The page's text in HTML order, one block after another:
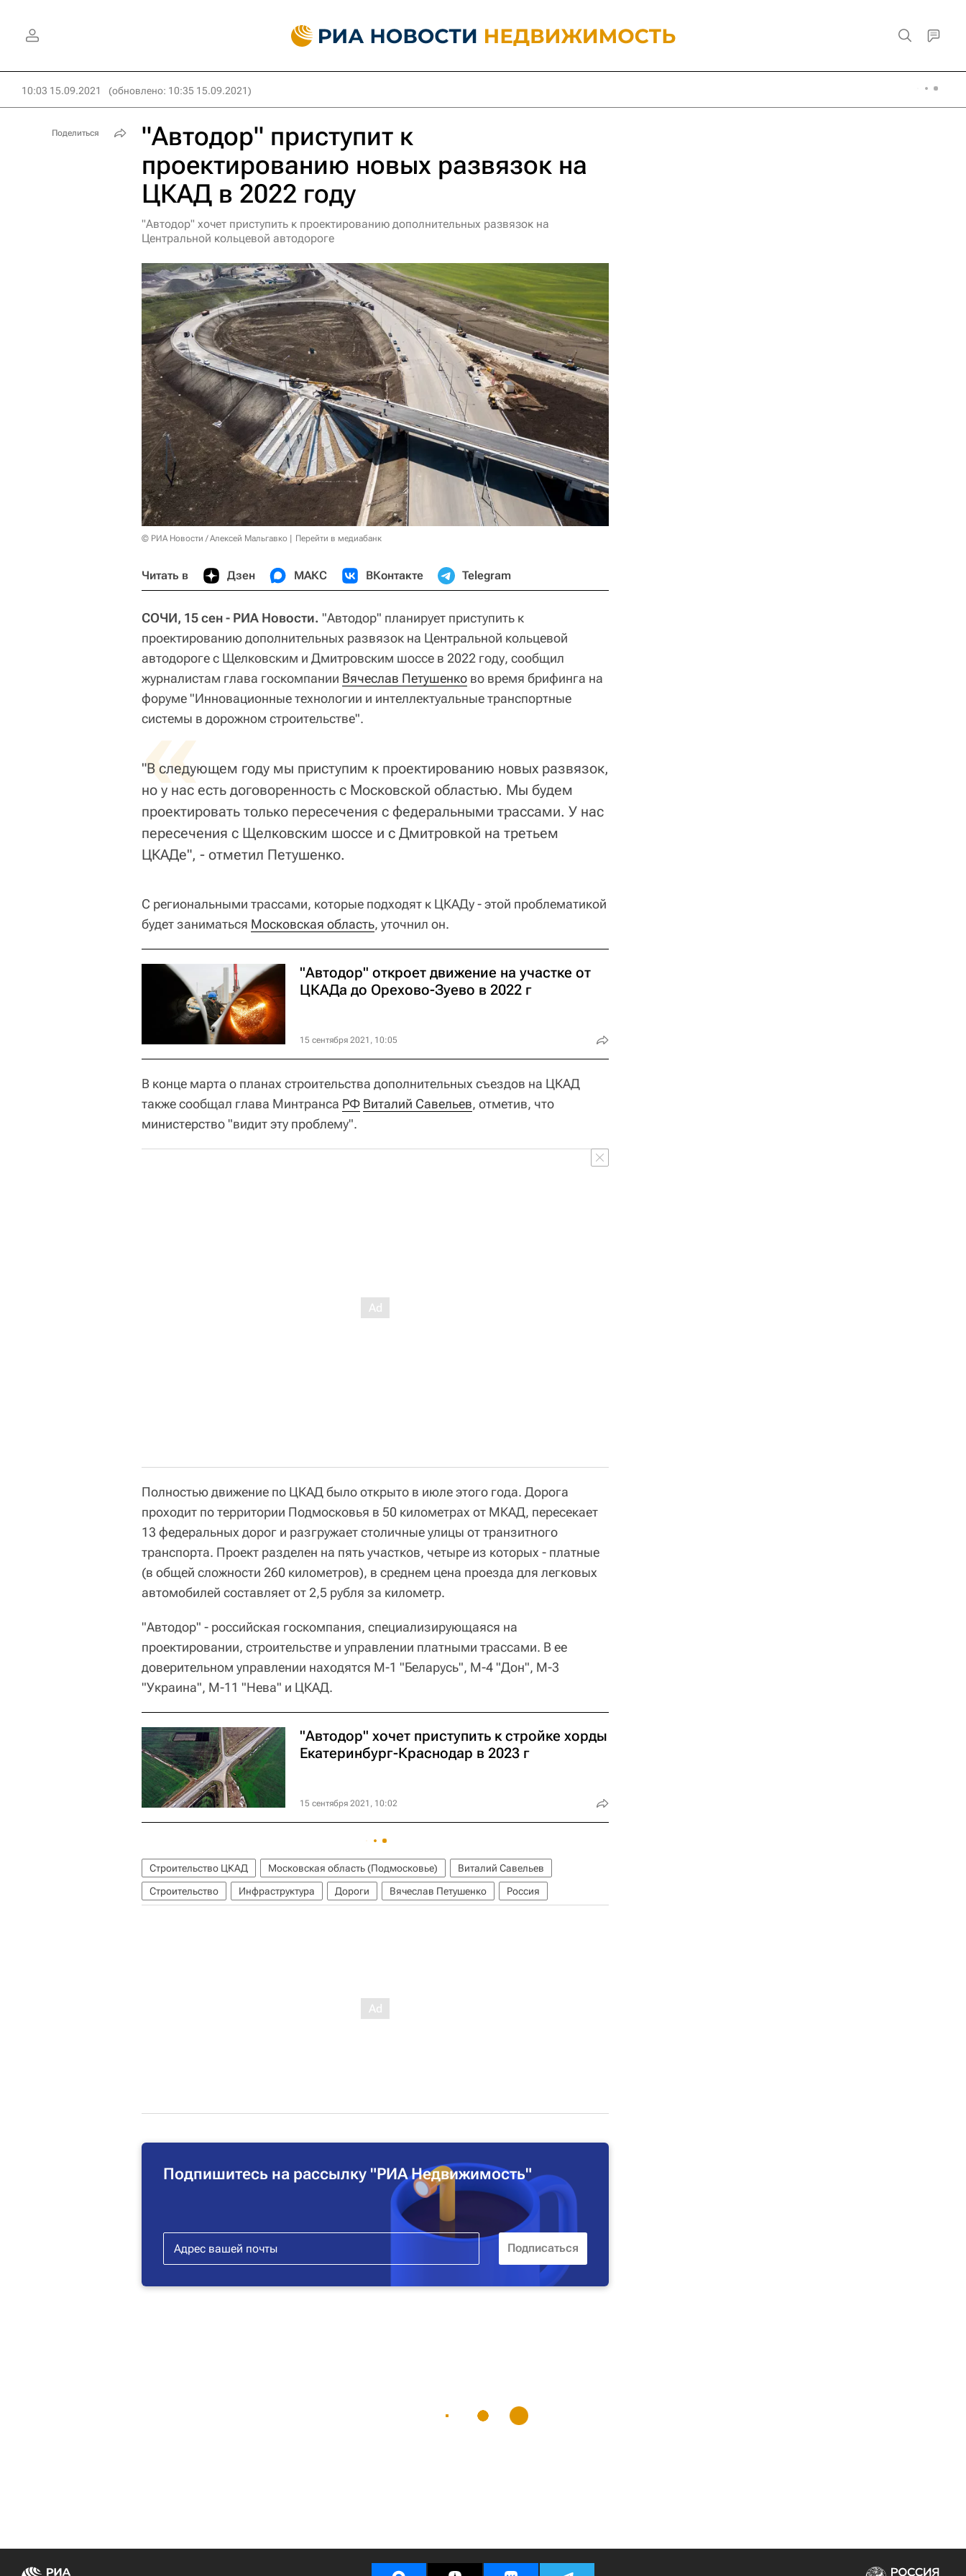
10:03 15.09.2021 (обновлено: 10:35 15.09.2021)
"Автодор" приступит к
проектированию новых развязок на
ЦКАД в 2022 году
"Автодор" хочет приступить к проектированию дополнительных развязок на
Центральной кольцевой автодороге
© РИА Новости / Алексей Мальгавко Перейти в медиабанк
Читать в Дзен МАКС ВКонтакте Telegram
СОЧИ, 15 сен - РИА Новости. "Автодор" планирует приступить к
проектированию дополнительных развязок на Центральной кольцевой
автодороге с Щелковским и Дмитровским шоссе в 2022 году, сообщил
журналистам глава госкомпании Вячеслав Петушенко во время брифинга на
форуме "Инновационные технологии и интеллектуальные транспортные
системы в дорожном строительстве".
«
"В следующем году мы приступим к проектированию новых развязок,
но у нас есть договоренность с Московской областью. Мы будем
проектировать только пересечения с федеральными трассами. У нас
пересечения с Щелковским шоссе и с Дмитровкой на третьем
ЦКАДе", - отметил Петушенко.
С региональными трассами, которые подходят к ЦКАДу - этой проблематикой
будет заниматься Московская область, уточнил он.
"Автодор" откроет движение на участке от
ЦКАДа до Орехово-Зуево в 2022 г
15 сентября 2021, 10:05
В конце марта о планах строительства дополнительных съездов на ЦКАД
также сообщал глава Минтранса РФ Виталий Савельев, отметив, что
министерство "видит эту проблему".
Полностью движение по ЦКАД было открыто в июле этого года. Дорога
проходит по территории Подмосковья в 50 километрах от МКАД, пересекает
13 федеральных дорог и разгружает столичные улицы от транзитного
транспорта. Проект разделен на пять участков, четыре из которых - платные
(в общей сложности 260 километров), в среднем цена проезда для легковых
автомобилей составляет от 2,5 рубля за километр.
"Автодор" - российская госкомпания, специализирующаяся на
проектировании, строительстве и управлении платными трассами. В ее
доверительном управлении находятся М-1 "Беларусь", М-4 "Дон", М-3
"Украина", М-11 "Нева" и ЦКАД.
"Автодор" хочет приступить к стройке хорды
Екатеринбург-Краснодар в 2023 г
15 сентября 2021, 10:02
Строительство ЦКАД Московская область (Подмосковье)
Виталий Савельев
Строительство
Инфраструктура Дороги Вячеслав Петушенко Россия
Подпишитесь на рассылку "РИА Недвижимость"
Поделиться